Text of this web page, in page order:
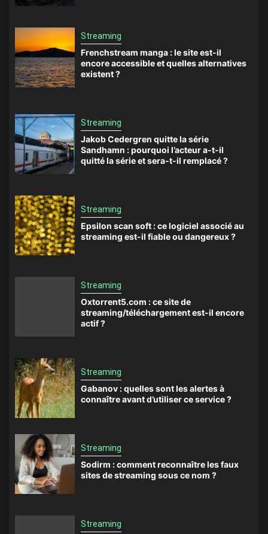
Streaming
Frenchstream manga : le site est-il
encore accessible et quelles alternatives
existent ?
Streaming
Jakob Cedergren quitte la série
Sandhamn : pourquoi l’acteur a-t-il
quitté la série et sera-t-il remplacé ?
Streaming
Epsilon scan soft : ce logiciel associé au
streaming est-il fiable ou dangereux ?
Streaming
Oxtorrent5.com : ce site de
streaming/téléchargement est-il encore
actif ?
Streaming
Gabanov : quelles sont les alertes à
connaître avant d’utiliser ce service ?
Streaming
Sodirm : comment reconnaître les faux
sites de streaming sous ce nom ?
Streaming